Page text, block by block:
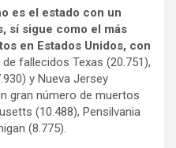
es el estado con un
sí sigue como el más
en Estados Unidos, con
fallecidos Texas (20.751),
y Nueva Jersey
gran número de muertos
(10.488), Pensilvania
(8.775).